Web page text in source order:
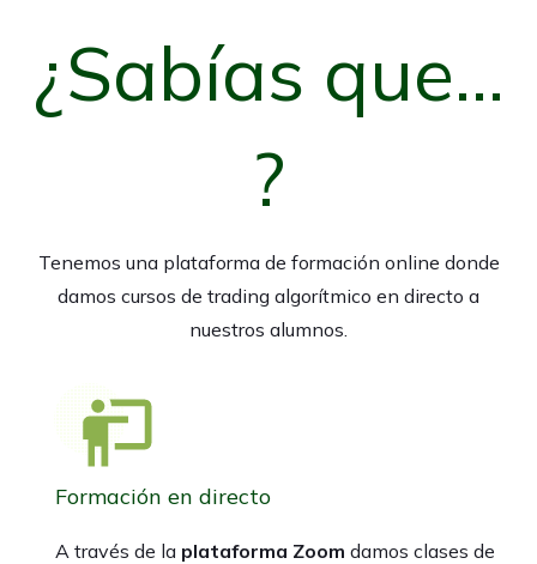
¿Sabías que...
?
Tenemos una plataforma de formación online donde
damos cursos de trading algorítmico en directo a
nuestros alumnos.
Formación en directo
A través de la plataforma Zoom damos clases de